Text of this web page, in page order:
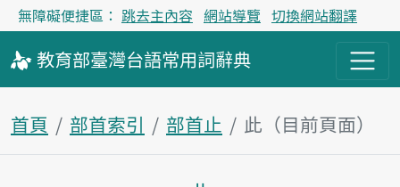
無障礙便捷區： 跳去主內容 網站導覽 切換網站翻譯
教育部臺灣台語常用詞辭典
首頁 部首索引 部首止 此（目前頁面）